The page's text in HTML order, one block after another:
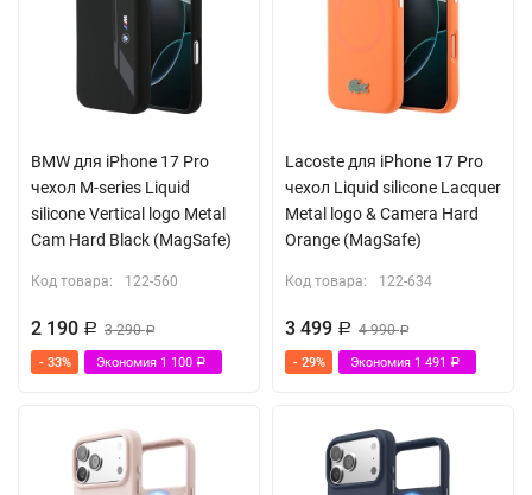
BMW для iPhone 17 Pro
чехол M-series Liquid
silicone Vertical logo Metal
Cam Hard Black (MagSafe)
Код товара: 122-560
2 190 Р 3 290Р
- 33% Экономия 1 100 Р
Lacoste для iPhone 17 Pro
чехол Liquid silicone Lacquer
Metal logo & Camera Hard
Orange (MagSafe)
Код товара: 122-634
3 499 Р 4 990Р
- 29% Экономия 1 491 Р